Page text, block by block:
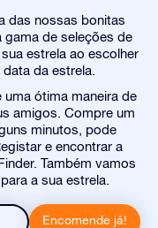
das nossas bonitas
gama de seleções de
estrela ao escolher
da estrela.
uma ótima maneira de
amigos. Compre um
minutos, pode
e encontrar a
Também vamos
a sua estrela.
Encomende já!